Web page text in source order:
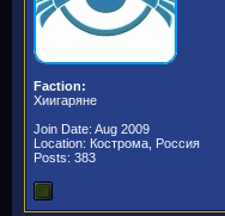
Faction:
Хиигаряне
Join Date: Aug 2009
Location: Кострома, Россия
Posts: 383